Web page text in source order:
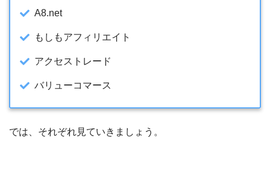
A8.net
もしもアフィリエイト
アクセストレード
バリューコマース
では、それぞれ見ていきましょう。